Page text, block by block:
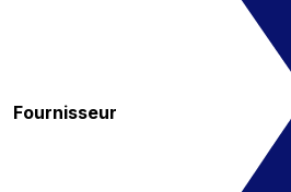
Fournisseur